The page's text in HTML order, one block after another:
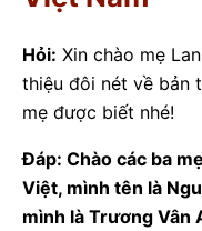
Hỏi: Xin chào mẹ
thiệu đôi nét về bản
mẹ được biết nhé!
Đáp: Chào các ba
Việt, mình tên là
mình là Trương Vân